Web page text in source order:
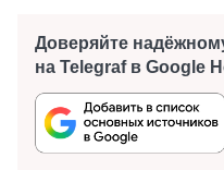
Доверяйте
на Telegraf в Google